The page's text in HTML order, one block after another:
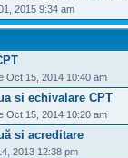
2015 9:34 am
Oct 15, 2014 10:40 am
si echivalare CPT
Oct 15, 2014 10:20 am
si acreditare
2013 12:38 pm